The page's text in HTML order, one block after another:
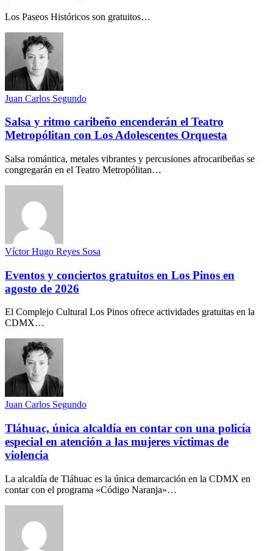
Los Paseos Históricos son gratuitos…
Juan Carlos Segundo
Salsa y ritmo caribeño encenderán el Teatro
Metropólitan con Los Adolescentes Orquesta
Salsa romántica, metales vibrantes y percusiones afrocaribeñas se
congregarán en el Teatro Metropólitan…
Víctor Hugo Reyes Sosa
Eventos y conciertos gratuitos en Los Pinos en
agosto de 2026
El Complejo Cultural Los Pinos ofrece actividades gratuitas en la
CDMX…
Juan Carlos Segundo
Tláhuac, única alcaldía en contar con una policía
especial en atención a las mujeres víctimas de
violencia
La alcaldía de Tláhuac es la única demarcación en la CDMX en
contar con el programa «Código Naranja»…